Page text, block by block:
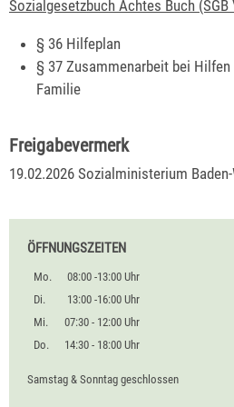
Sozialgesetzbuch Achtes Buch (SGB
§ 36 Hilfeplan
§ 37 Zusammenarbeit bei Hilfen
Familie
Freigabevermerk
19.02.2026 Sozialministerium
ÖFFNUNGSZEITEN
Mo.
08:00 -13:00 Uhr
Di.
13:00 -16:00 Uhr
Mi.
07:30 - 12:00 Uhr
Do.
14:30 - 18:00 Uhr
Samstag & Sonntag geschlossen